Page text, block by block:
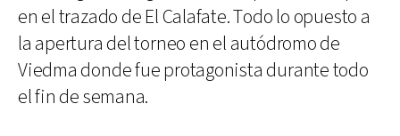
en el trazado de El Calafate. Todo lo opuesto a
la apertura del torneo en el autódromo de
Viedma donde fue protagonista durante todo
el fin de semana.